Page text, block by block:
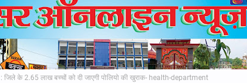
: जिले के 2.65 लाख बच्चों को दी जाएगी पोलियो की खुराक- health-department